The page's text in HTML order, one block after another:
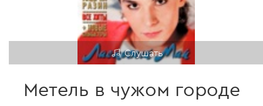
Слушать
Метель в чужом городе